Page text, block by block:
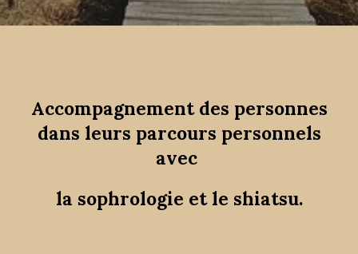
Accompagnement des personnes
dans leurs parcours personnels
avec
la sophrologie et le shiatsu.